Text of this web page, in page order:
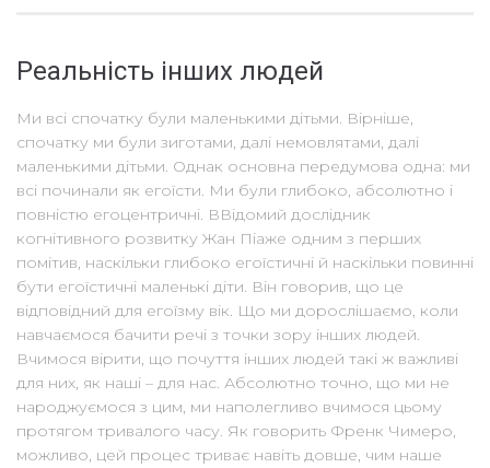
Реальність інших людей
Ми всі спочатку були маленькими дітьми. Вірніше,
спочатку ми були зиготами, далі немовлятами, далі
маленькими дітьми. Однак основна передумова одна: ми
всі починали як егоїсти. Ми були глибоко, абсолютно і
повністю егоцентричні. ВВідомий дослідник
когнітивного розвитку Жан Піаже одним з перших
помітив, наскільки глибоко егоїстичні й наскільки повинні
бути егоїстичні маленькі діти. Він говорив, що це
відповідний для егоїзму вік. Що ми дорослішаємо, коли
навчаємося бачити речі з точки зору інших людей.
Вчимося вірити, що почуття інших людей такі ж важливі
для них, як наші – для нас. Абсолютно точно, що ми не
народжуємося з цим, ми наполегливо вчимося цьому
протягом тривалого часу. Як говорить Френк Чимеро,
можливо, цей процес триває навіть довше, чим наше